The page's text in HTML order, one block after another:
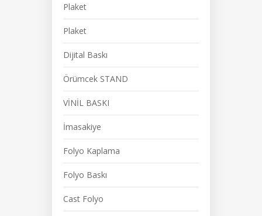
Plaket
Plaket
Dijital Baskı
Örümcek STAND
VİNİL BASKI
İmasakiye
Folyo Kaplama
Folyo Baskı
Cast Folyo